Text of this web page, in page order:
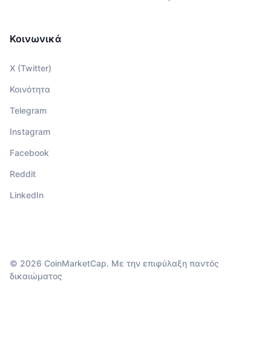
Κοινωνικά
X (Twitter)
Κοινότητα
Telegram
Instagram
Facebook
Reddit
LinkedIn
© 2026 CoinMarketCap. Με την επιφύλαξη παντός
δικαιώματος